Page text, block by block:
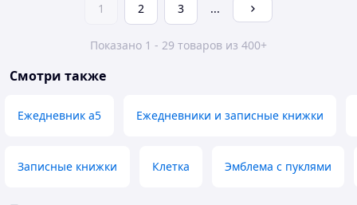
1 2 3 ...
Показано 1 - 29 товаров из 400+
Смотри также
Ежедневник а5 Ежедневники и записные книжки
Записные книжки Клетка Эмблема с пуклями